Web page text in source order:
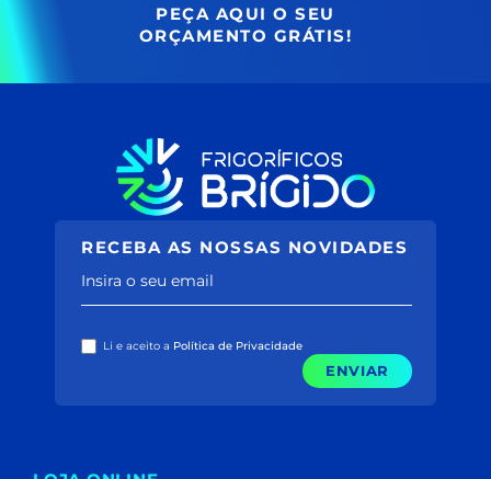
PEÇA AQUI O SEU
ORÇAMENTO GRÁTIS!
RECEBA AS NOSSAS NOVIDADES
Insira o seu email
Li e aceito a Política de Privacidade
ENVIAR